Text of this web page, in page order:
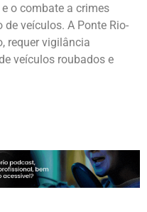
o combate a crimes
veículos. A Ponte Rio-
requer vigilância
veículos roubados e